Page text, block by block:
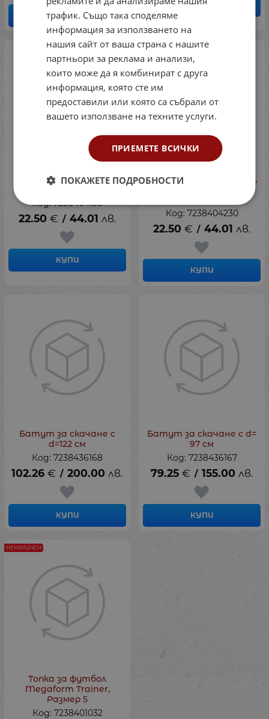
КУПИ
КУПИ
Парашут за спортни
Код: 7238404150
22.50 € / 44.01 лв.
КУПИ
Конус-маркери (шапки),
Код: 7238404230
22.50 € / 44.01 лв.
КУПИ
Батут за скачане с
d=122 см
Код: 7238436168
102.26 € / 200.00 лв.
КУПИ
Батут за скачане с d=
97 см
Код: 7238436167
79.25 € / 155.00 лв.
КУПИ
Топка за футбол
Megaform Trainer,
Рaзмер 5
Код: 7238401032
НЕНАЛИЧЕН
трафик. Също така споделяме
информация за използването на
нашия сайт от ваша страна с нашите
партньори за реклама и анализи,
които може да я комбинират с друга
информация, която сте им
предоставили или която са събрали от
вашето използване на техните услуги.
ПРИЕМЕТЕ ВСИЧКИ
ПОКАЖЕТЕ ПОДРОБНОСТИ